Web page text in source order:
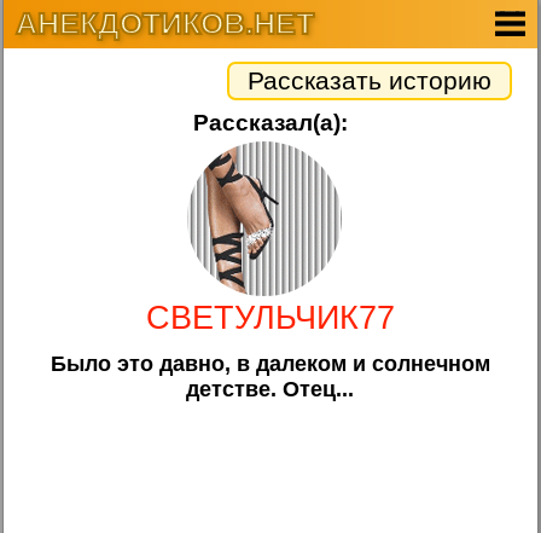
АНЕКДОТИКОВ.НЕТ
Рассказать историю
Рассказал(а):
СВЕТУЛЬЧИК77
Было это давно, в далеком и солнечном
детстве. Отец...